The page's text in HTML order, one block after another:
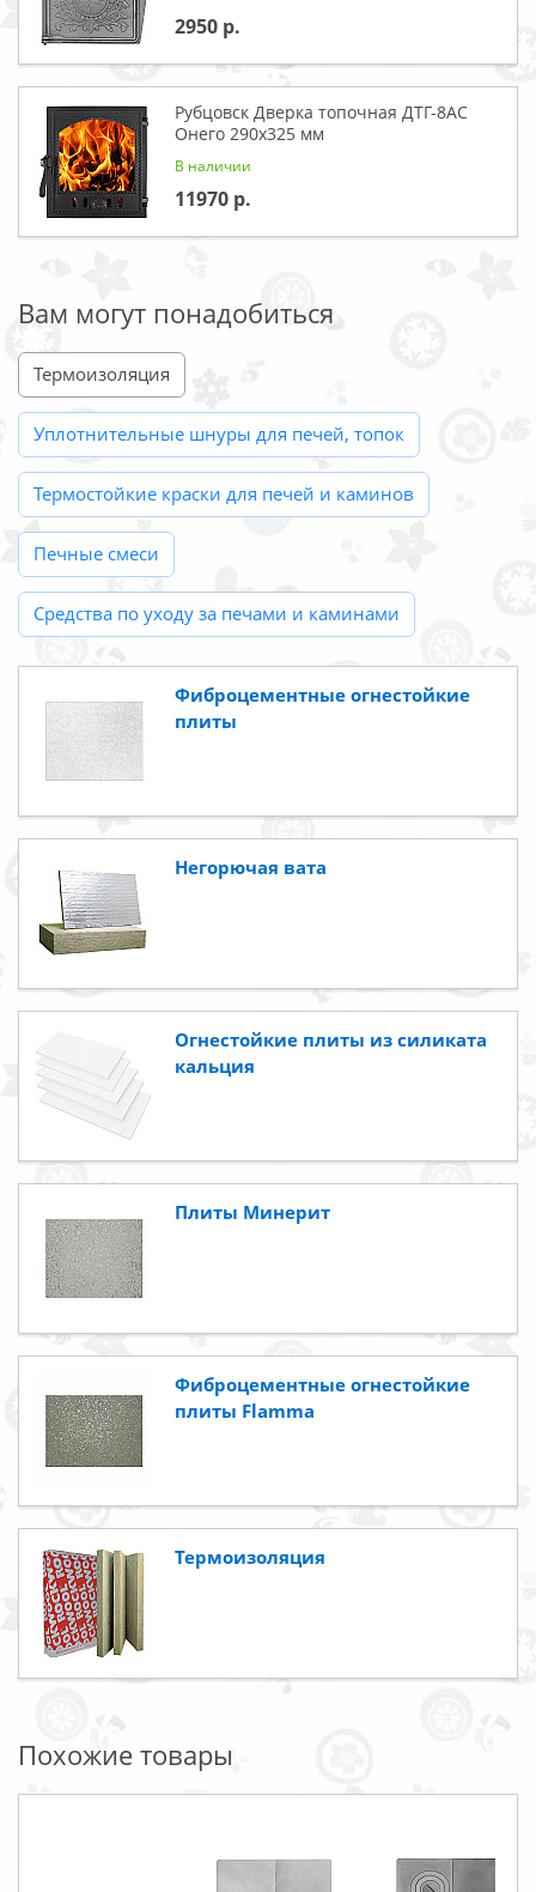
2950
Рубцовск Дверка топочная ДТГ-8АС
Онего 290x325 мм
В наличии
11970
Вам могут понадобиться
Термоизоляция
Уплотнительные шнуры для печей, топок
Термостойкие краски для печей и каминов
Печные смеси
Средства по уходу за печами и каминами
Фиброцементные огнестойкие
плиты
Негорючая вата
Огнестойкие плиты из силиката
кальция
Плиты Минерит
Фиброцементные огнестойкие
плиты Flamma
Термоизоляция
Похожие товары